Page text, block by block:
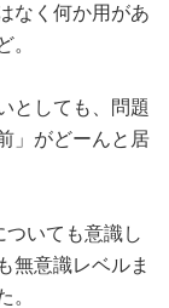
なく何か用があ
。
としても、問題
」がどーんと居
ついても意識し
無意識レベルま
。